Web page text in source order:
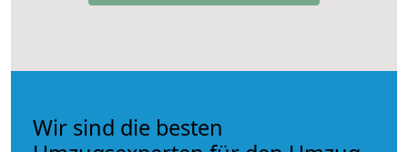
Wir sind die besten